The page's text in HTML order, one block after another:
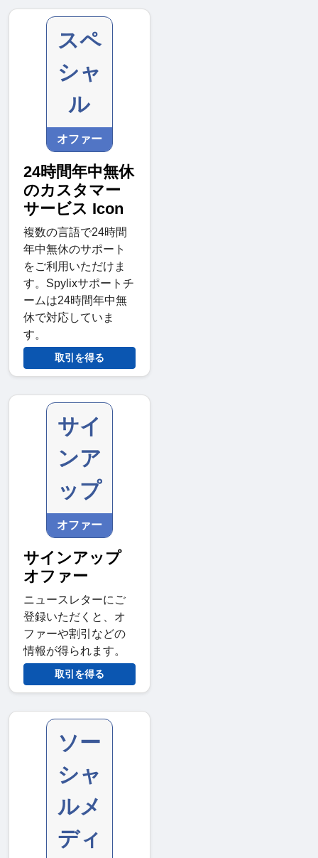
スペ
シャ
ル
オファー
24時間年中無休
のカスタマー
サービス Icon
複数の言語で24時間
年中無休のサポート
をご利用いただけま
す。Spylixサポートチ
ームは24時間年中無
休で対応していま
す。
取引を得る
サイ
ンア
ップ
オファー
サインアップ
オファー
ニュースレターにご
登録いただくと、オ
ファーや割引などの
情報が得られます。
取引を得る
ソー
シャ
ルメ
ディ